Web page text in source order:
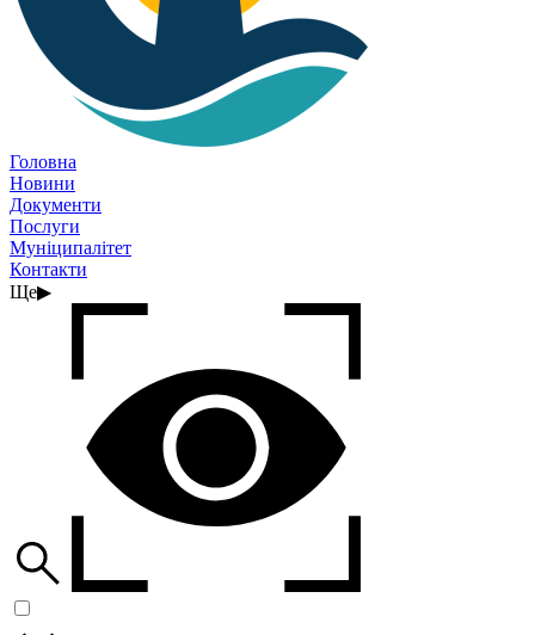
Головна
Новини
Документи
Послуги
Муніципалітет
Контакти
Ще▶